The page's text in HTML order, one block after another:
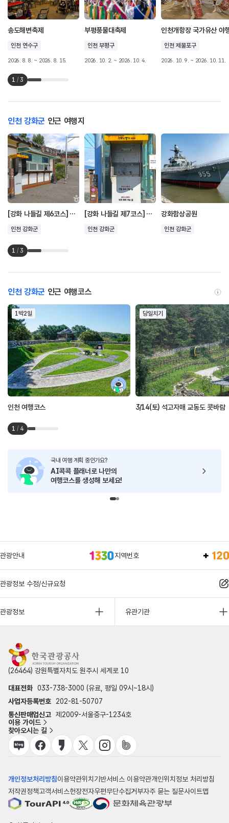
송도해변축제
인천 연수구
2026. 8. 8. ~ 2026. 8. 15.
부평풍물대축제
인천 부평구
2026. 10. 2. ~ 2026. 10. 4.
인천개항장 국가유산 야
인천 제물포구
2026. 10. 9. ~ 2026. 10. 11.
1 / 3
인천 강화군 인근 여행지
[강화 나들길 제6코스] 화남생가 가는 길
인천 강화군
[강화 나들길 제7코스] 낙조보러 가는 길
인천 강화군
강화함상공원
인천 강화군
1 / 3
인천 강화군 인근 여행코스
1박2일
인천 여행코스
당일치기
3/14(토) 석고자매 교동도 콧바람
1 / 4
국내 여행 계획 중인가요?
AI콕콕 플래너로 나만의
여행코스를 생성해 보세요!
관광안내 지역번호
관광정보 수정/신규요청
관광정보 유관기관
(26464) 강원특별자치도 원주시 세계로 10
대표전화 033-738-3000 (유료, 평일 09시~18시)
사업자등록번호 202-81-50707
통신판매업신고 제2009-서울중구-1234호
이용 가이드
찾아오시는 길
개인정보처리방침이용약관위치기반서비스 이용약관개인위치정보 처리방침
저작권정책고객서비스헌장전자우편무단수집거부자주 묻는 질문사이트맵